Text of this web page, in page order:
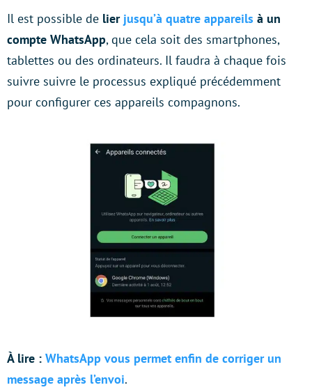
Il est possible de lier jusqu’à quatre appareils à un
compte WhatsApp, que cela soit des smartphones,
tablettes ou des ordinateurs. Il faudra à chaque fois
suivre suivre le processus expliqué précédemment
pour configurer ces appareils compagnons.
À lire : WhatsApp vous permet enfin de corriger un
message après l’envoi.